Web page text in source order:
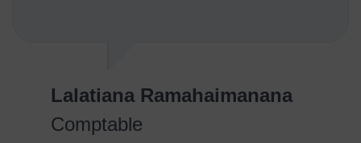
Lalatiana Ramahaimanana
Comptable